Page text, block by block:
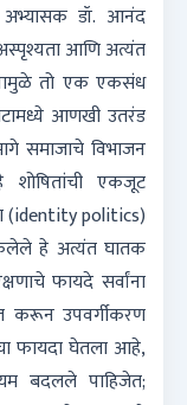
अभ्यासक डॉ. आनंद
आणि अत्यंत
तो एक एकसंध
आणखी उतरंड
समाजाचे विभाजन
एकजूट
(identity politics)
हे अत्यंत घातक
फायदे सर्वांना
करून उपवर्गीकरण
फायदा घेतला आहे,
बदलले पाहिजेत;